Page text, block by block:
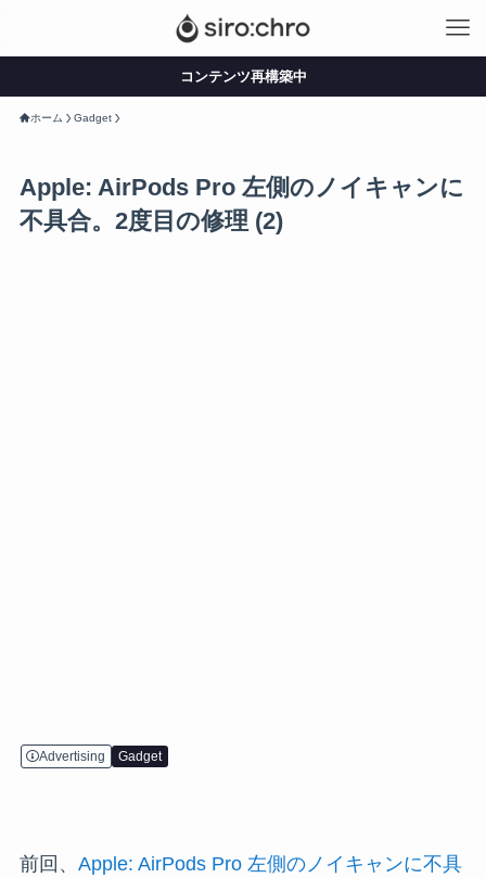
コンテンツ再構築中
ホーム Gadget
Apple: AirPods Pro 左側のノイキャンに
不具合。2度目の修理 (2)
Advertising Gadget
前回、 Apple: AirPods Pro 左側のノイキャンに不具